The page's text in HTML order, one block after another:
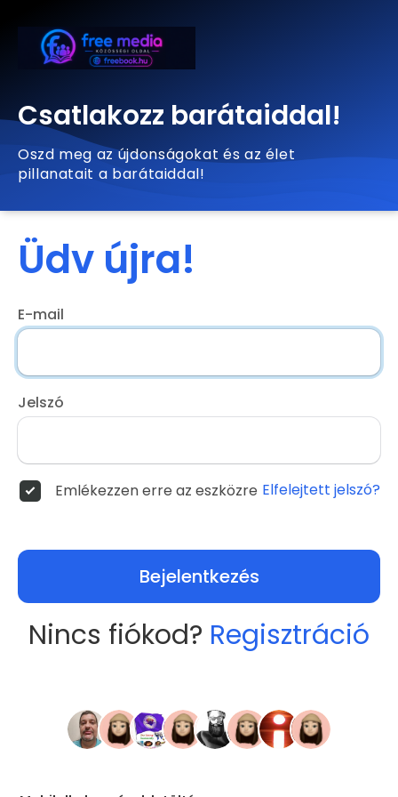
Csatlakozz barátaiddal!
Oszd meg az újdonságokat és az élet
pillanatait a barátaiddal!
Üdv újra!
E-mail
Jelszó
Emlékezzen erre az eszközre Elfelejtett jelszó?
Bejelentkezés
Nincs fiókod? Regisztráció